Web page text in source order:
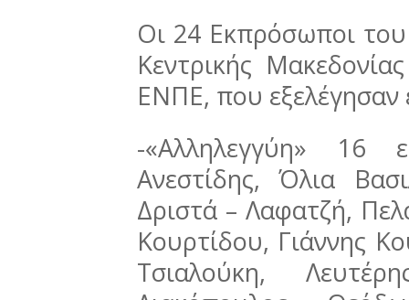
Οι 24 Εκπρόσωποι
Κεντρικής
ΕΝΠΕ, που εξελέγησαν
-«Αλληλεγγύη» 16
Ανεστίδης, Όλια
Δριστά – Λαφατζή,
Κουρτίδου, Γιάννης
Τσιαλούκη,